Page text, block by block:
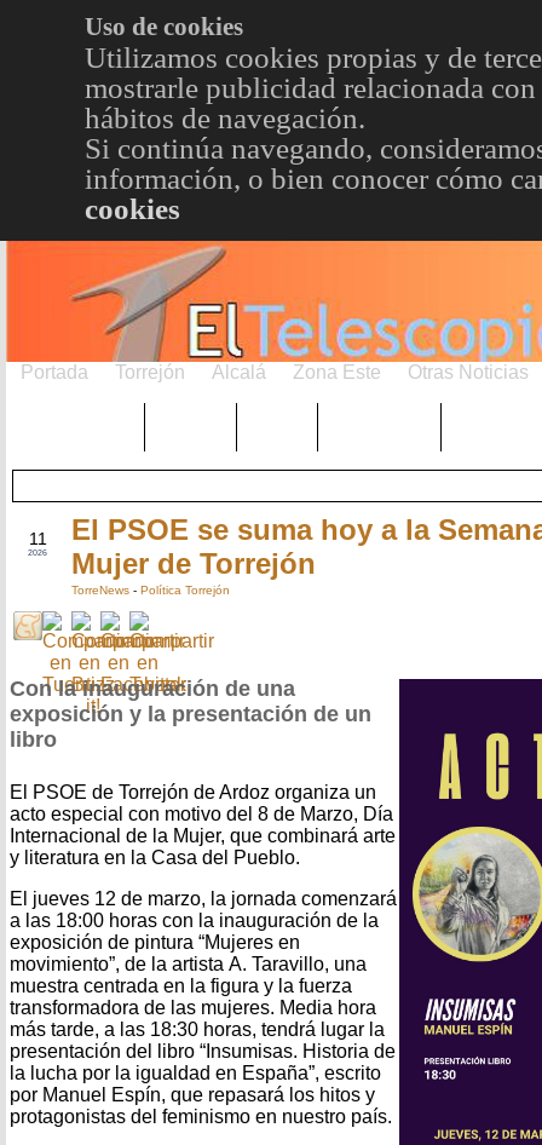
Uso de cookies
Utilizamos cookies propias y de
mostrarle publicidad relacionada
hábitos de navegación.
Si continúa navegando,
información, o bien conocer cómo
cookies
Portada Torrejón Alcalá Zona Este Otras Noticias
11
2026
El PSOE se suma hoy a la
Mujer de Torrejón
TorreNews - Política Torrejón
Con la inauguración de una
exposición y la presentación de un
libro
El PSOE de Torrejón de Ardoz organiza un
acto especial con motivo del 8 de Marzo, Día
Internacional de la Mujer, que combinará arte
y literatura en la Casa del Pueblo.
El jueves 12 de marzo, la jornada comenzará
a las 18:00 horas con la inauguración de la
exposición de pintura “Mujeres en
movimiento”, de la artista A. Taravillo, una
muestra centrada en la figura y la fuerza
transformadora de las mujeres. Media hora
más tarde, a las 18:30 horas, tendrá lugar la
presentación del libro “Insumisas. Historia de
la lucha por la igualdad en España”, escrito
por Manuel Espín, que repasará los hitos y
protagonistas del feminismo en nuestro país.